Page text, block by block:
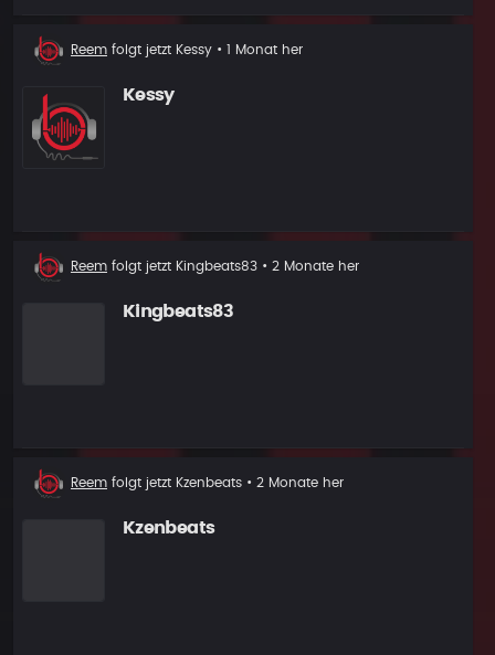
Neuer
Reem folgt jetzt Kessy • 1 Monat her
Kessy
Neuer
Reem folgt jetzt Kingbeats83 • 2 Monate her
Kingbeats83
Neuer
Reem folgt jetzt Kzenbeats • 2 Monate her
Kzenbeats